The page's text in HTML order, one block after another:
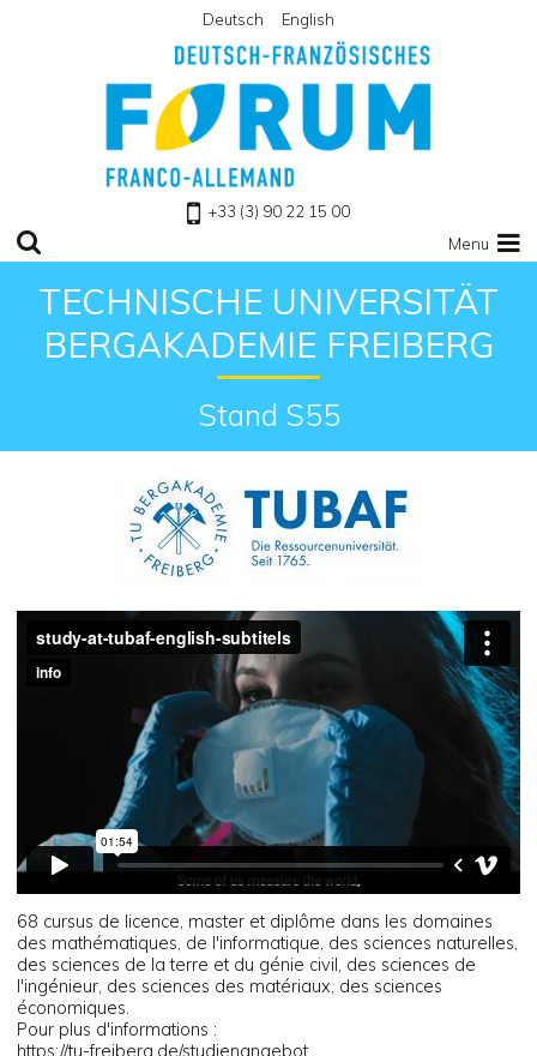
Retour à l'accueil
Deutsch English
+33 (3) 90 22 15 00
Menu
TECHNISCHE UNIVERSITÄT
BERGAKADEMIE FREIBERG
Stand S55
68 cursus de licence, master et diplôme dans les domaines
des mathématiques, de l'informatique, des sciences naturelles,
des sciences de la terre et du génie civil, des sciences de
l'ingénieur, des sciences des matériaux, des sciences
économiques.
Pour plus d'informations :
https://tu-freiberg.de/studienangebot